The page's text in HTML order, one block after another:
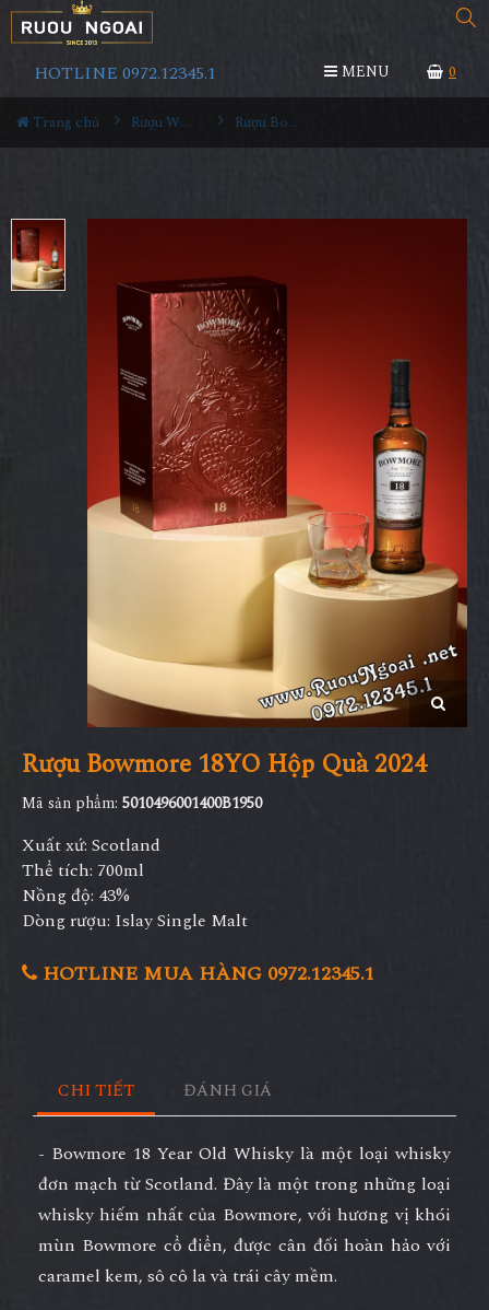
0
HOTLINE 0972.12345.1 MENU
Trang chủ Rượu Whisky Rượu Bowmore 18YO Hộp Quà 2024
Rượu Bowmore 18YO Hộp Quà 2024
Mã sản phẩm: 5010496001400B1950
Xuất xứ: Scotland
Thể tích: 700ml
Nồng độ: 43%
Dòng rượu: Islay Single Malt
HOTLINE MUA HÀNG 0972.12345.1
CHI TIẾT ĐÁNH GIÁ
- Bowmore 18 Year Old Whisky là một loại whisky
đơn mạch từ Scotland. Đây là một trong những loại
whisky hiếm nhất của Bowmore, với hương vị khói
mùn Bowmore cổ điển, được cân đối hoàn hảo với
caramel kem, sô cô la và trái cây mềm.